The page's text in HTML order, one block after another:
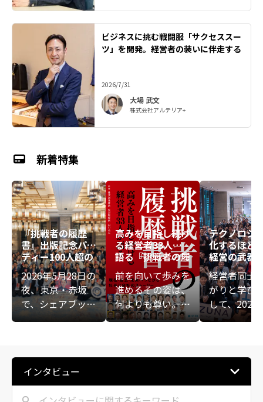
ビジネスに挑む戦闘服「サクセススー
ツ」を開発。経営者の装いに伴走する
2026/7/31
大場 武文
株式会社アルテリア+
新着特集
『挑戦者の履歴
書』出版記念パー
ティー――100人超の
熱意が重なる、新
たな始まりの夜
2026年5月28日の
夜、東京・赤坂
で、シェアブック
『挑戦者の履歴
催されました。会
場には共著者や関
係者など100人超
高みを目指し続け
る経営者33人が
語る『挑戦者の履
歴書』
前を向いて歩みを
進めるその姿は、
何よりも尊い――。ビ
ジネスの表舞台に
く、経営者が人知
ながらも前を向き
テクノロジ
化するほど
経営の武器
――KIZUNA
IVE講演会
ト
経営者同士
がりと学び
して、2025
6日（月）
ルド倶楽部
よる「
ECUTIVE講
インタビュー